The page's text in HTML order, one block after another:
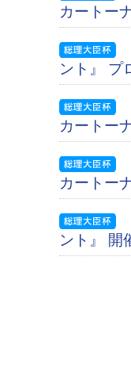
カートー
ント』 プ
カートー
カートー
ント』 開